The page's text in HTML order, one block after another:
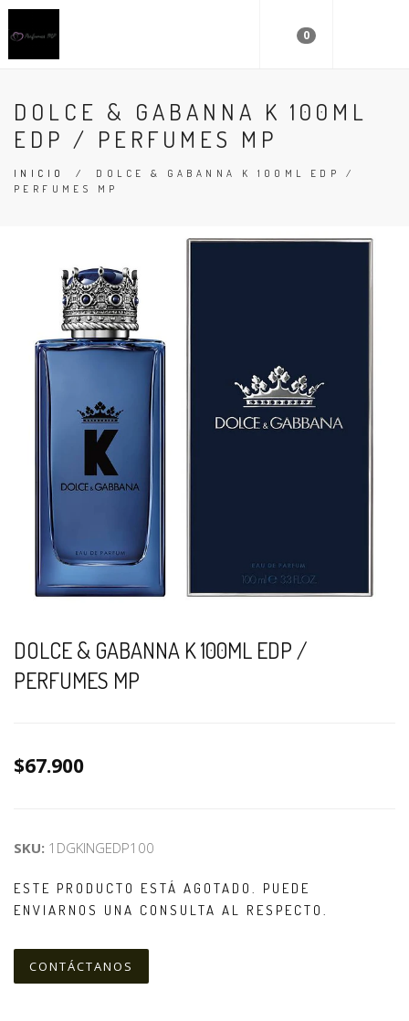
0
DOLCE & GABANNA K 100ML
EDP / PERFUMES MP
INICIO / DOLCE & GABANNA K 100ML EDP /
PERFUMES MP
DOLCE & GABANNA K 100ML EDP /
PERFUMES MP
$67.900
SKU: 1DGKINGEDP100
ESTE PRODUCTO ESTÁ AGOTADO. PUEDE
ENVIARNOS UNA CONSULTA AL RESPECTO.
CONTÁCTANOS